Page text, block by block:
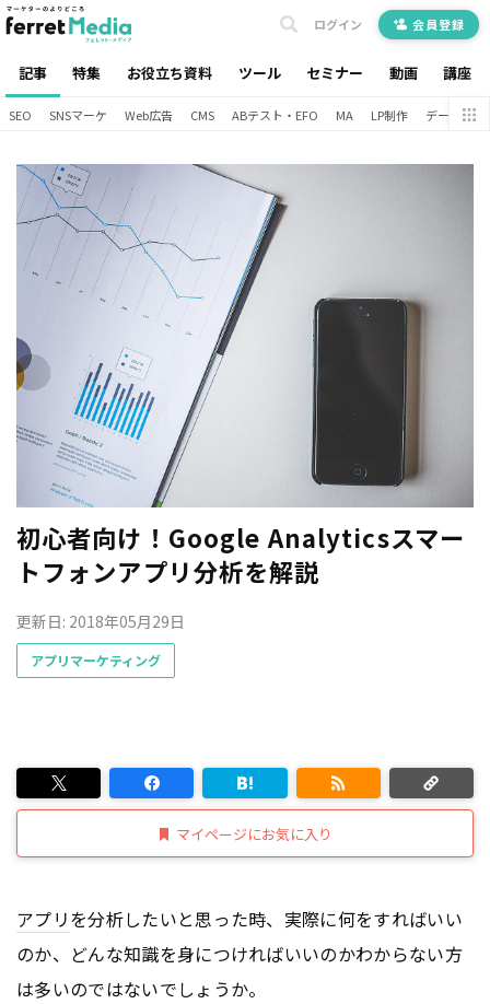
記事 特集 お役立ち資料 ツール セミナー 動画 講座
ログイン 会員登録
SEO SNSマーケ Web広告 CMS ABテスト・EFO MA LP制作 データ分析
初心者向け！Google Analyticsスマー
トフォンアプリ分析を解説
更新日: 2018年05月29日
アプリマーケティング
マイページにお気に入り
アプリを分析したいと思った時、実際に何をすればいい
のか、どんな知識を身につければいいのかわからない方
は多いのではないでしょうか。